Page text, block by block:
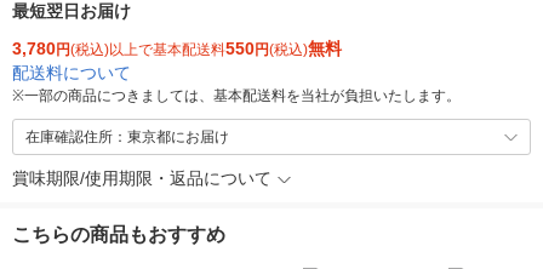
最短翌日お届け
3,780円(税込)以上で基本配送料550円(税込)無料
配送料について
※一部の商品につきましては、基本配送料を当社が負担いたします。
在庫確認住所：東京都にお届け
賞味期限/使用期限・返品について
こちらの商品もおすすめ